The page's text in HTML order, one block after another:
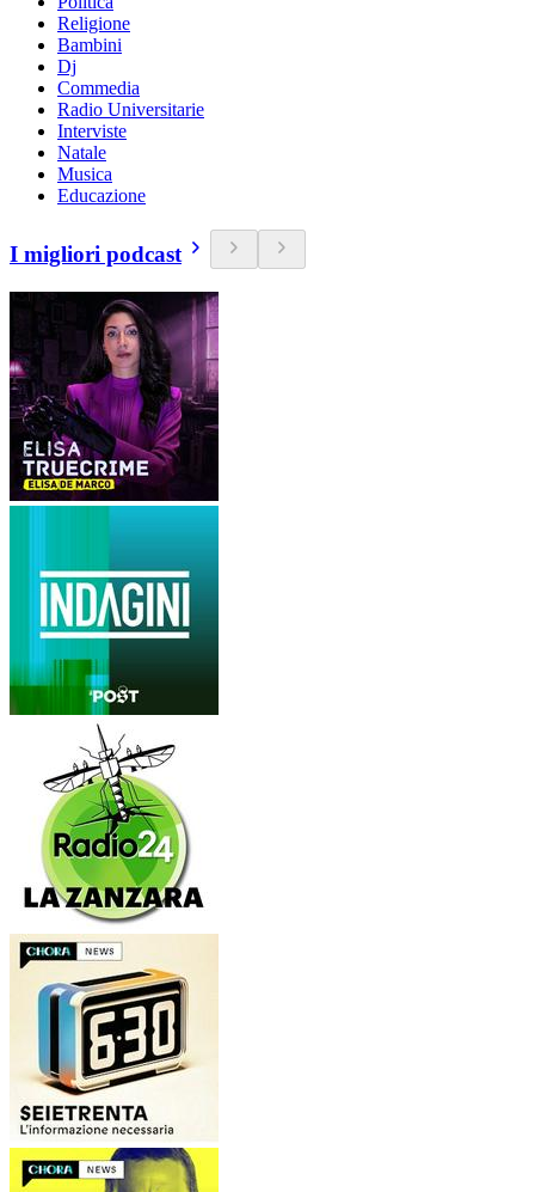
Religione
Bambini
Dj
Commedia
Radio Universitarie
Interviste
Natale
Musica
Educazione
I migliori podcast